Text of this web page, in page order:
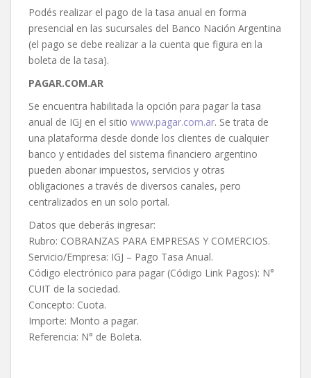
Podés realizar el pago de la tasa anual en forma
presencial en las sucursales del Banco Nación Argentina
(el pago se debe realizar a la cuenta que figura en la
boleta de la tasa).
PAGAR.COM.AR
Se encuentra habilitada la opción para pagar la tasa
anual de IGJ en el sitio www.pagar.com.ar. Se trata de
una plataforma desde donde los clientes de cualquier
banco y entidades del sistema financiero argentino
pueden abonar impuestos, servicios y otras
obligaciones a través de diversos canales, pero
centralizados en un solo portal.
Datos que deberás ingresar:
Rubro: COBRANZAS PARA EMPRESAS Y COMERCIOS.
Servicio/Empresa: IGJ – Pago Tasa Anual.
Código electrónico para pagar (Código Link Pagos): N°
CUIT de la sociedad.
Concepto: Cuota.
Importe: Monto a pagar.
Referencia: N° de Boleta.